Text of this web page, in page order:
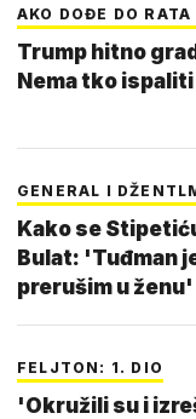
AKO DOĐE DO
Trump hitno
Nema tko
GENERAL I
Kako se
Bulat: 'Tuđman
prerušim u ženu'
FELJTON: 1. DIO
'Okružili su i